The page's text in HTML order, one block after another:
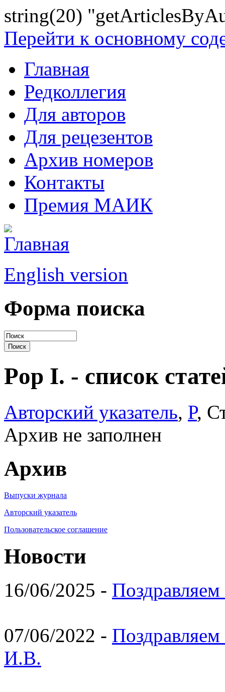
string(20)
Перейти к основному
Главная
Редколлегия
Для авторов
Для рецезентов
Архив номеров
Контакты
Премия МАИК
English version
Форма поиска
Pop I. - список
Авторский указатель, P,
Архив не заполнен
Архив
Выпуски журнала
Авторский указатель
Пользовательское соглашение
Новости
16/06/2025 -
07/06/2022 -
И.В.